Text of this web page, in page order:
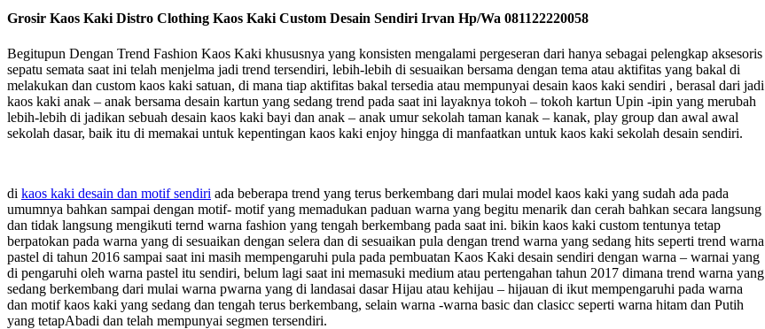
Grosir Kaos Kaki Distro Clothing Kaos Kaki Custom Desain Sendiri Irvan Hp/Wa 081122220058
Begitupun Dengan Trend Fashion Kaos Kaki khususnya yang konsisten mengalami pergeseran dari hanya sebagai pelengkap aksesoris
sepatu semata saat ini telah menjelma jadi trend tersendiri, lebih-lebih di sesuaikan bersama dengan tema atau aktifitas yang bakal di
melakukan dan custom kaos kaki satuan, di mana tiap aktifitas bakal tersedia atau mempunyai desain kaos kaki sendiri , berasal dari jadi
kaos kaki anak – anak bersama desain kartun yang sedang trend pada saat ini layaknya tokoh – tokoh kartun Upin -ipin yang merubah
lebih-lebih di jadikan sebuah desain kaos kaki bayi dan anak – anak umur sekolah taman kanak – kanak, play group dan awal awal
sekolah dasar, baik itu di memakai untuk kepentingan kaos kaki enjoy hingga di manfaatkan untuk kaos kaki sekolah desain sendiri.
di kaos kaki desain dan motif sendiri ada beberapa trend yang terus berkembang dari mulai model kaos kaki yang sudah ada pada
umumnya bahkan sampai dengan motif- motif yang memadukan paduan warna yang begitu menarik dan cerah bahkan secara langsung
dan tidak langsung mengikuti ternd warna fashion yang tengah berkembang pada saat ini. bikin kaos kaki custom tentunya tetap
berpatokan pada warna yang di sesuaikan dengan selera dan di sesuaikan pula dengan trend warna yang sedang hits seperti trend warna
pastel di tahun 2016 sampai saat ini masih mempengaruhi pula pada pembuatan Kaos Kaki desain sendiri dengan warna – warnai yang
di pengaruhi oleh warna pastel itu sendiri, belum lagi saat ini memasuki medium atau pertengahan tahun 2017 dimana trend warna yang
sedang berkembang dari mulai warna pwarna yang di landasai dasar Hijau atau kehijau – hijauan di ikut mempengaruhi pada warna
dan motif kaos kaki yang sedang dan tengah terus berkembang, selain warna -warna basic dan clasicc seperti warna hitam dan Putih
yang tetapAbadi dan telah mempunyai segmen tersendiri.